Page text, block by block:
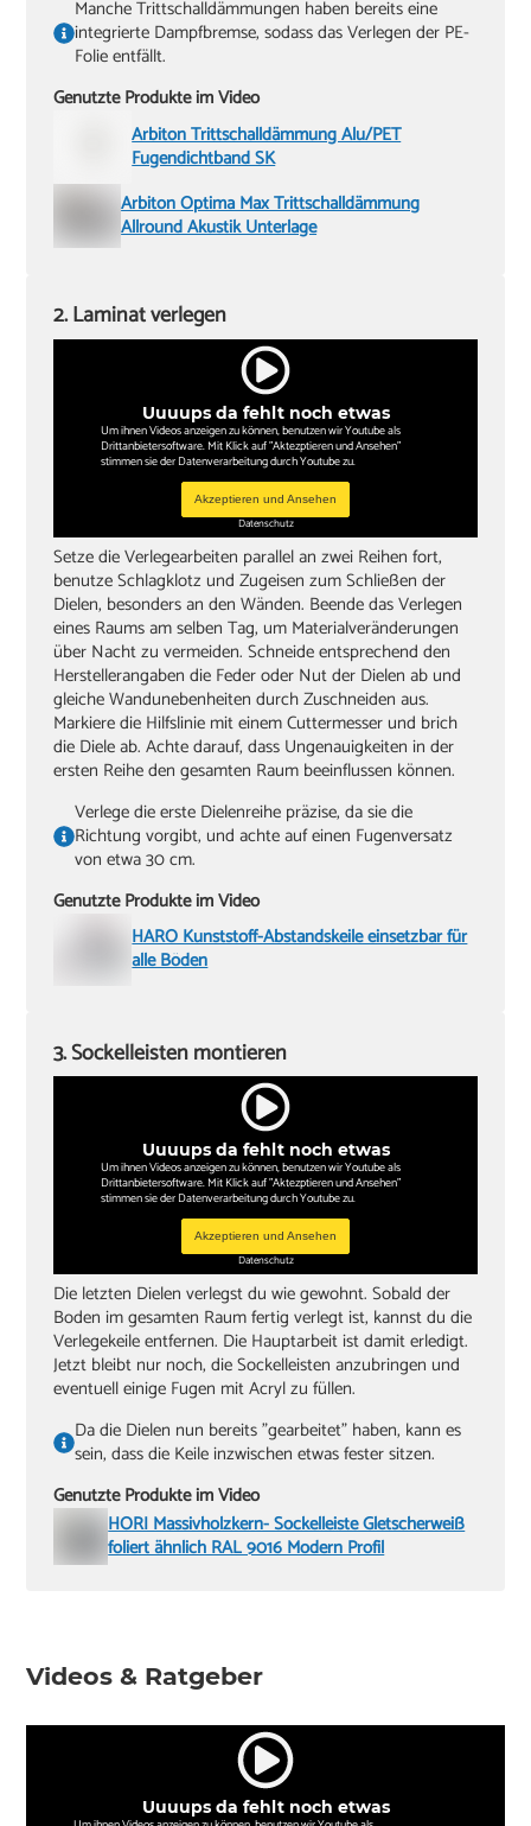
Manche Trittschalldämmungen haben bereits eine
integrierte Dampfbremse, sodass das Verlegen der PE-
Folie entfällt.
Genutzte Produkte im Video
Arbiton Trittschalldämmung Alu/PET
Fugendichtband SK
Arbiton Optima Max Trittschalldämmung
Allround Akustik Unterlage
Uuuups da fehlt noch etwas
Um ihnen Videos anzeigen zu können, benutzen wir Youtube als
Drittanbietersoftware. Mit Klick auf "Aktezptieren und Ansehen"
stimmen sie der Datenverarbeitung durch Youtube zu.
Akzeptieren und Ansehen
Datenschutz
2. Laminat verlegen
Setze die Verlegearbeiten parallel an zwei Reihen fort,
benutze Schlagklotz und Zugeisen zum Schließen der
Dielen, besonders an den Wänden. Beende das Verlegen
eines Raums am selben Tag, um Materialveränderungen
über Nacht zu vermeiden. Schneide entsprechend den
Herstellerangaben die Feder oder Nut der Dielen ab und
gleiche Wandunebenheiten durch Zuschneiden aus.
Markiere die Hilfslinie mit einem Cuttermesser und brich
die Diele ab. Achte darauf, dass Ungenauigkeiten in der
ersten Reihe den gesamten Raum beeinflussen können.
Verlege die erste Dielenreihe präzise, da sie die
Richtung vorgibt, und achte auf einen Fugenversatz
von etwa 30 cm.
Genutzte Produkte im Video
HARO Kunststoff-Abstandskeile einsetzbar für
alle Böden
Uuuups da fehlt noch etwas
Um ihnen Videos anzeigen zu können, benutzen wir Youtube als
Drittanbietersoftware. Mit Klick auf "Aktezptieren und Ansehen"
stimmen sie der Datenverarbeitung durch Youtube zu.
Akzeptieren und Ansehen
Datenschutz
3. Sockelleisten montieren
Die letzten Dielen verlegst du wie gewohnt. Sobald der
Boden im gesamten Raum fertig verlegt ist, kannst du die
Verlegekeile entfernen. Die Hauptarbeit ist damit erledigt.
Jetzt bleibt nur noch, die Sockelleisten anzubringen und
eventuell einige Fugen mit Acryl zu füllen.
Da die Dielen nun bereits "gearbeitet" haben, kann es
sein, dass die Keile inzwischen etwas fester sitzen.
Genutzte Produkte im Video
HORI Massivholzkern- Sockelleiste Gletscherweiß
foliert ähnlich RAL 9016 Modern Profil
Videos & Ratgeber
Uuuups da fehlt noch etwas